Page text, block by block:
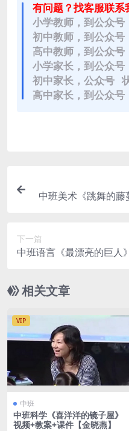
有问题？找客服联系
小学教师，到公众
初中教师，到公众
高中教师，到公众
小学家长，到公众
初中家长，公众号
高中家长，到公众
中班美术《跳舞的藤
下一篇
中班语言《最漂亮的巨人
相关文章
VIP
中班
中班科学《喜洋洋的镜子屋》
视频+教案+课件【金晓燕】